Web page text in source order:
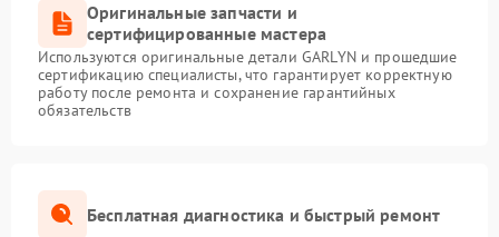
Оригинальные запчасти и
сертифицированные мастера
Используются оригинальные детали GARLYN и прошедшие
сертификацию специалисты, что гарантирует корректную
работу после ремонта и сохранение гарантийных
обязательств
Бесплатная диагностика и быстрый ремонт